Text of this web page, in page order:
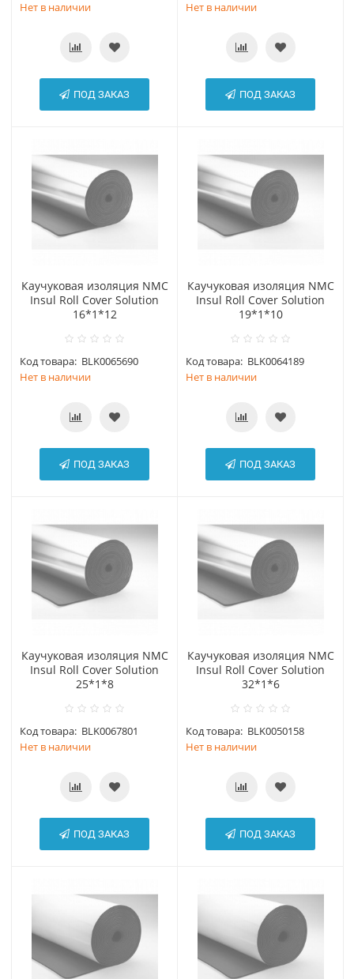
Нет в наличии
ПОД ЗАКАЗ
Нет в наличии
ПОД ЗАКАЗ
Каучуковая изоляция NMC
Insul Roll Cover Solution
16*1*12
Код товара: BLK0065690
Нет в наличии
ПОД ЗАКАЗ
Каучуковая изоляция NMC
Insul Roll Cover Solution
19*1*10
Код товара: BLK0064189
Нет в наличии
ПОД ЗАКАЗ
Каучуковая изоляция NMC
Insul Roll Cover Solution
25*1*8
Код товара: BLK0067801
Нет в наличии
ПОД ЗАКАЗ
Каучуковая изоляция NMC
Insul Roll Cover Solution
32*1*6
Код товара: BLK0050158
Нет в наличии
ПОД ЗАКАЗ